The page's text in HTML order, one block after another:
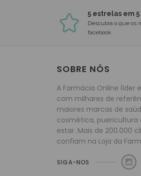
5 estrelas em
Descubra o que os
facebook
SOBRE NÓS
A Farmácia Online líder
com milhares de
maiores marcas de
cosmética, puericultura
estar. Mais de 200.000
confiam na Loja da
SIGA-NOS